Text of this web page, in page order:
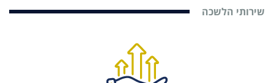
שירותי הלשכה